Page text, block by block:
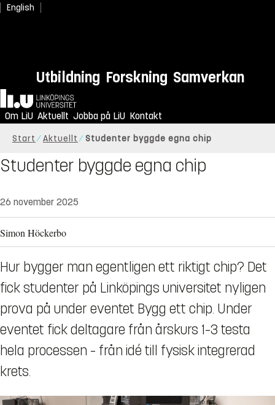
English
Utbildning Forskning Samverkan
Hem
Om LiU Aktuellt Jobba på LiU Kontakt
Start Aktuellt Studenter byggde egna chip
Studenter byggde egna chip
26 november 2025
Simon Höckerbo
Hur bygger man egentligen ett riktigt chip? Det
fick studenter på Linköpings universitet nyligen
prova på under eventet Bygg ett chip. Under
eventet fick deltagare från årskurs 1–3 testa
hela processen – från idé till fysisk integrerad
krets.